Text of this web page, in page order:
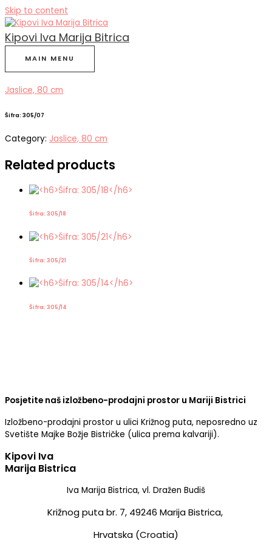
Skip to content
Kipovi Iva Marija Bitrica
MAIN MENU
Jaslice, 80 cm
Šifra: 305/07
Category: Jaslice, 80 cm
Related products
Šifra: 305/18
Šifra: 305/21
Šifra: 305/14
Posjetite naš izložbeno-prodajni prostor u Mariji Bistrici
Izložbeno-prodajni prostor u ulici Križnog puta, neposredno uz
Svetište Majke Božje Bistričke (ulica prema kalvariji).
Kipovi Iva
Marija Bistrica
Iva Marija Bistrica, vl. Dražen Budiš
Križnog puta br. 7, 49246 Marija Bistrica,
Hrvatska (Croatia)